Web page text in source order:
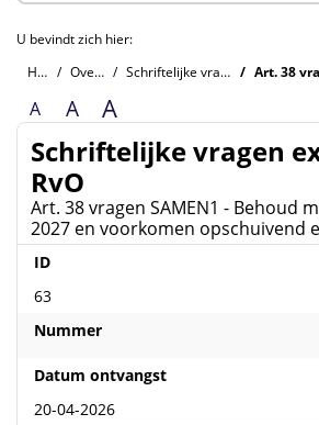
U bevindt zich hier:
Home
Overzichten Schriftelijke vragen ex art. 38 RvO Art. 38 vragen SAMEN1 -
A A A
Schriftelijke vragen
RvO
Art. 38 vragen SAMEN1 - Behoud
2027 en voorkomen opschuivend
ID
63
Nummer
Datum ontvangst
20-04-2026